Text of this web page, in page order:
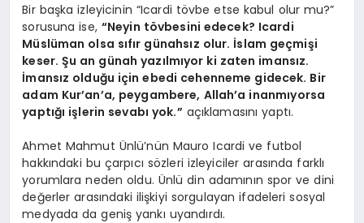
Bir başka izleyicinin “Icardi tövbe etse kabul olur mu?”
sorusuna ise, “Neyin tövbesini edecek? Icardi
Müslüman olsa sıfır günahsız olur. İslam geçmişi
keser. Şu an günah yazılmıyor ki zaten imansız.
İmansız olduğu için ebedi cehenneme gidecek. Bir
adam Kur’an’a, peygambere, Allah’a inanmıyorsa
yaptığı işlerin sevabı yok.” açıklamasını yaptı.
Ahmet Mahmut Ünlü’nün Mauro Icardi ve futbol
hakkındaki bu çarpıcı sözleri izleyiciler arasında farklı
yorumlara neden oldu. Ünlü din adamının spor ve dini
değerler arasındaki ilişkiyi sorgulayan ifadeleri sosyal
medyada da geniş yankı uyandırdı.